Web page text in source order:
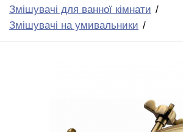
Змішувачі для ванної кімнати
Змішувачі на умивальники